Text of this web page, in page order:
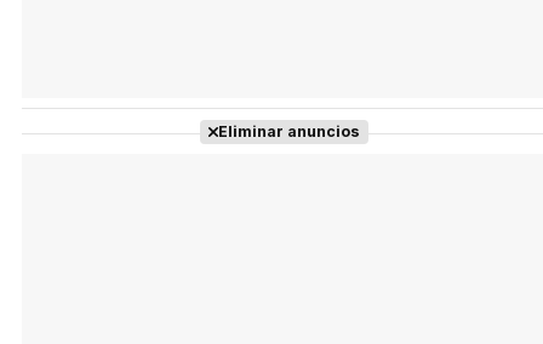
Eliminar anuncios